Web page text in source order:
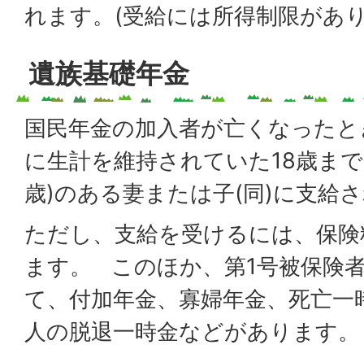
れます。(受給には所得制限があ
遺族基礎年金
国民年金の加入者が亡くなった
に生計を維持されていた18歳ま
歳)のある妻または子(同)に支給
ただし、支給を受けるには、保
ます。 このほか、第1号被保険
て、付加年金、寡婦年金、死亡一
人の脱退一時金などがあります。